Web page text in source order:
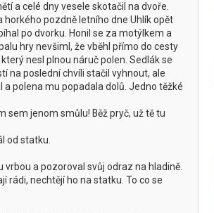
a celé dny vesele skotačil na dvoře.
horkého pozdně letního dne Uhlík opět
po dvorku. Honil se za motýlkem a
hry nevšiml, že vběhl přímo do cesty
nesl plnou náruč polen. Sedlák se
na poslední chvíli stačil vyhnout, ale
a polena mu popadala dolů. Jedno těžké
sem jenom smůlu! Běž pryč, už tě tu
od statku.
vrbou a pozoroval svůj odraz na hladině.
rádi, nechtějí ho na statku. To co se